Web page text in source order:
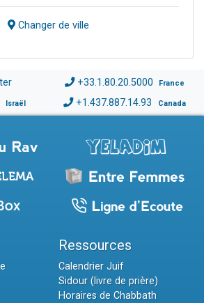
Changer de ville
+33.1.80.20.5000 France
Israël +1.437.887.14.93 Canada
Ressources
Calendrier Juif
Sidour (livre de prière)
Horaires de Chabbath